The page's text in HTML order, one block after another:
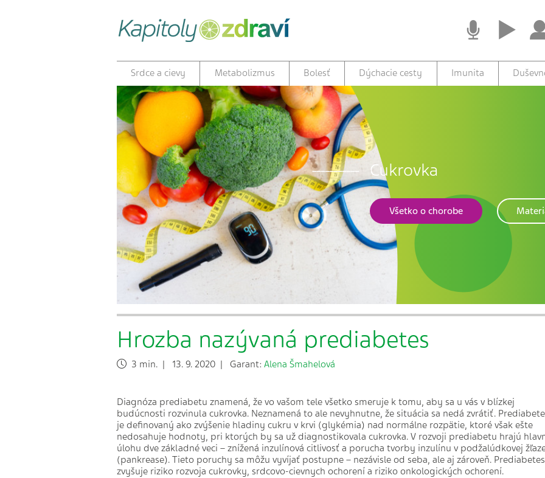
Srdce a cievy Metabolizmus Bolesť Dýchacie cesty Imunita
Cukrovka
Všetko o chorobe
Hrozba nazývaná prediabetes
3 min. | 13. 9. 2020 | Garant: Alena Šmahelová
Diagnóza prediabetu znamená, že vo vašom tele všetko smeruje k tomu, aby sa u vás v blízkej
budúcnosti rozvinula cukrovka. Neznamená to ale nevyhnutne, že situácia sa nedá zvrátiť.
je definovaný ako zvýšenie hladiny cukru v krvi (glykémia) nad normálne rozpätie, ktoré však ešte
nedosahuje hodnoty, pri ktorých by sa už diagnostikovala cukrovka. V rozvoji prediabetu hrajú
úlohu dve základné veci – znížená inzulínová citlivosť a porucha tvorby inzulínu v podžalúdkovej
(pankrease). Tieto poruchy sa môžu vyvíjať postupne – nezávisle od seba, ale aj zároveň. Prediabetes
zvyšuje riziko rozvoja cukrovky, srdcovo-cievnych ochorení a riziko onkologických ochorení.